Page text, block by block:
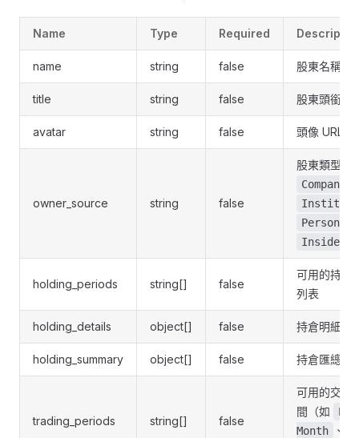
Name Type Required
name string false 股東名稱
title string false 股東頭銜 /
avatar string false 頭像 URL
owner_source string false
股東類型：
Company
Person
Insider
holding_periods string[] false
可用的持倉
列表
holding_details object[] false 持倉明細記
holding_summary object[] false 持倉匯總記
trading_periods string[] false
可用的交易
間（如
Month
、